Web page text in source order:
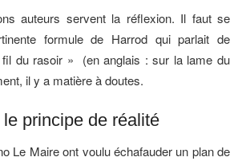
auteurs servent la réflexion. Il faut se
formule de Harrod qui parlait de
du rasoir » (en anglais : sur la lame du
il y a matière à doutes.
principe de réalité
Le Maire ont voulu échafauder un plan de